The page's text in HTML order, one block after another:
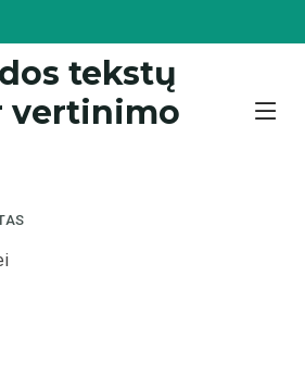
tekstų
vertinimo